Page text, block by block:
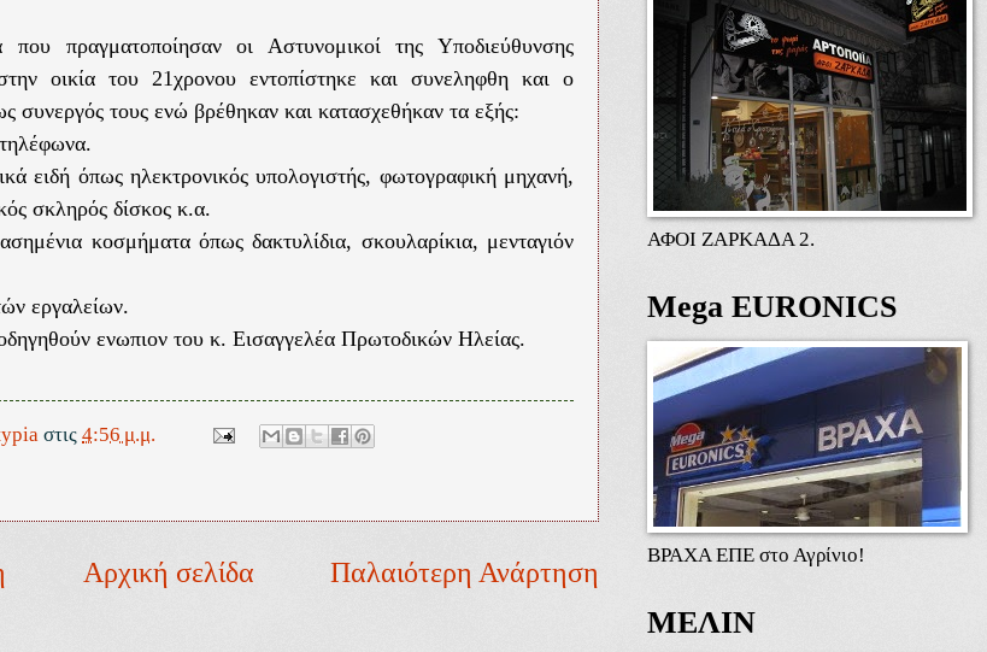
πραγματοποίησαν οι Αστυνομικοί της Υποδιεύθυνσης
οικία του 21χρονου εντοπίστηκε και συνεληφθη και ο
συνεργός τους ενώ βρέθηκαν και κατασχεθήκαν τα εξής:
ειδή όπως ηλεκτρονικός υπολογιστής, φωτογραφική μηχανή,
σκληρός δίσκος κ.α.
κοσμήματα όπως δακτυλίδια, σκουλαρίκια, μενταγιόν
εργαλείων.
ενωπιον του κ. Εισαγγελέα Πρωτοδικών Ηλείας.
στις 4:56 μ.μ.
Παλαιότερη Ανάρτηση
Αρχική σελίδα
ΑΦΟΙ ΖΑΡΚΑΔΑ 2.
Mega EURONICS
ΒΡΑΧΑ ΕΠΕ στο Αγρίνιο!
ΜΕΛΙΝ